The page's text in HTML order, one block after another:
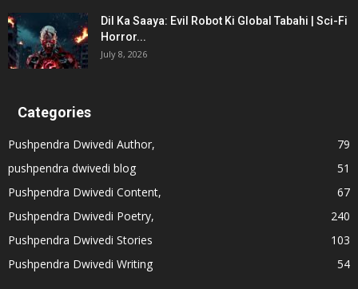
Dil Ka Saaya: Evil Robot Ki Global Tabahi | Sci-Fi
Horror...
July 8, 2026
Categories
Pushpendra Dwivedi Author,
79
pushpendra dwivedi blog
51
Pushpendra Dwivedi Content,
67
Pushpendra Dwivedi Poetry,
240
Pushpendra Dwivedi Stories
103
Pushpendra Dwivedi Writing
54